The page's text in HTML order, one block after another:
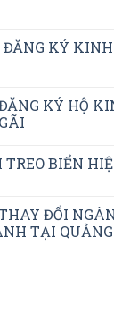
KÝ
KÝ HỘ
BIỂN
ĐỔI
TẠI